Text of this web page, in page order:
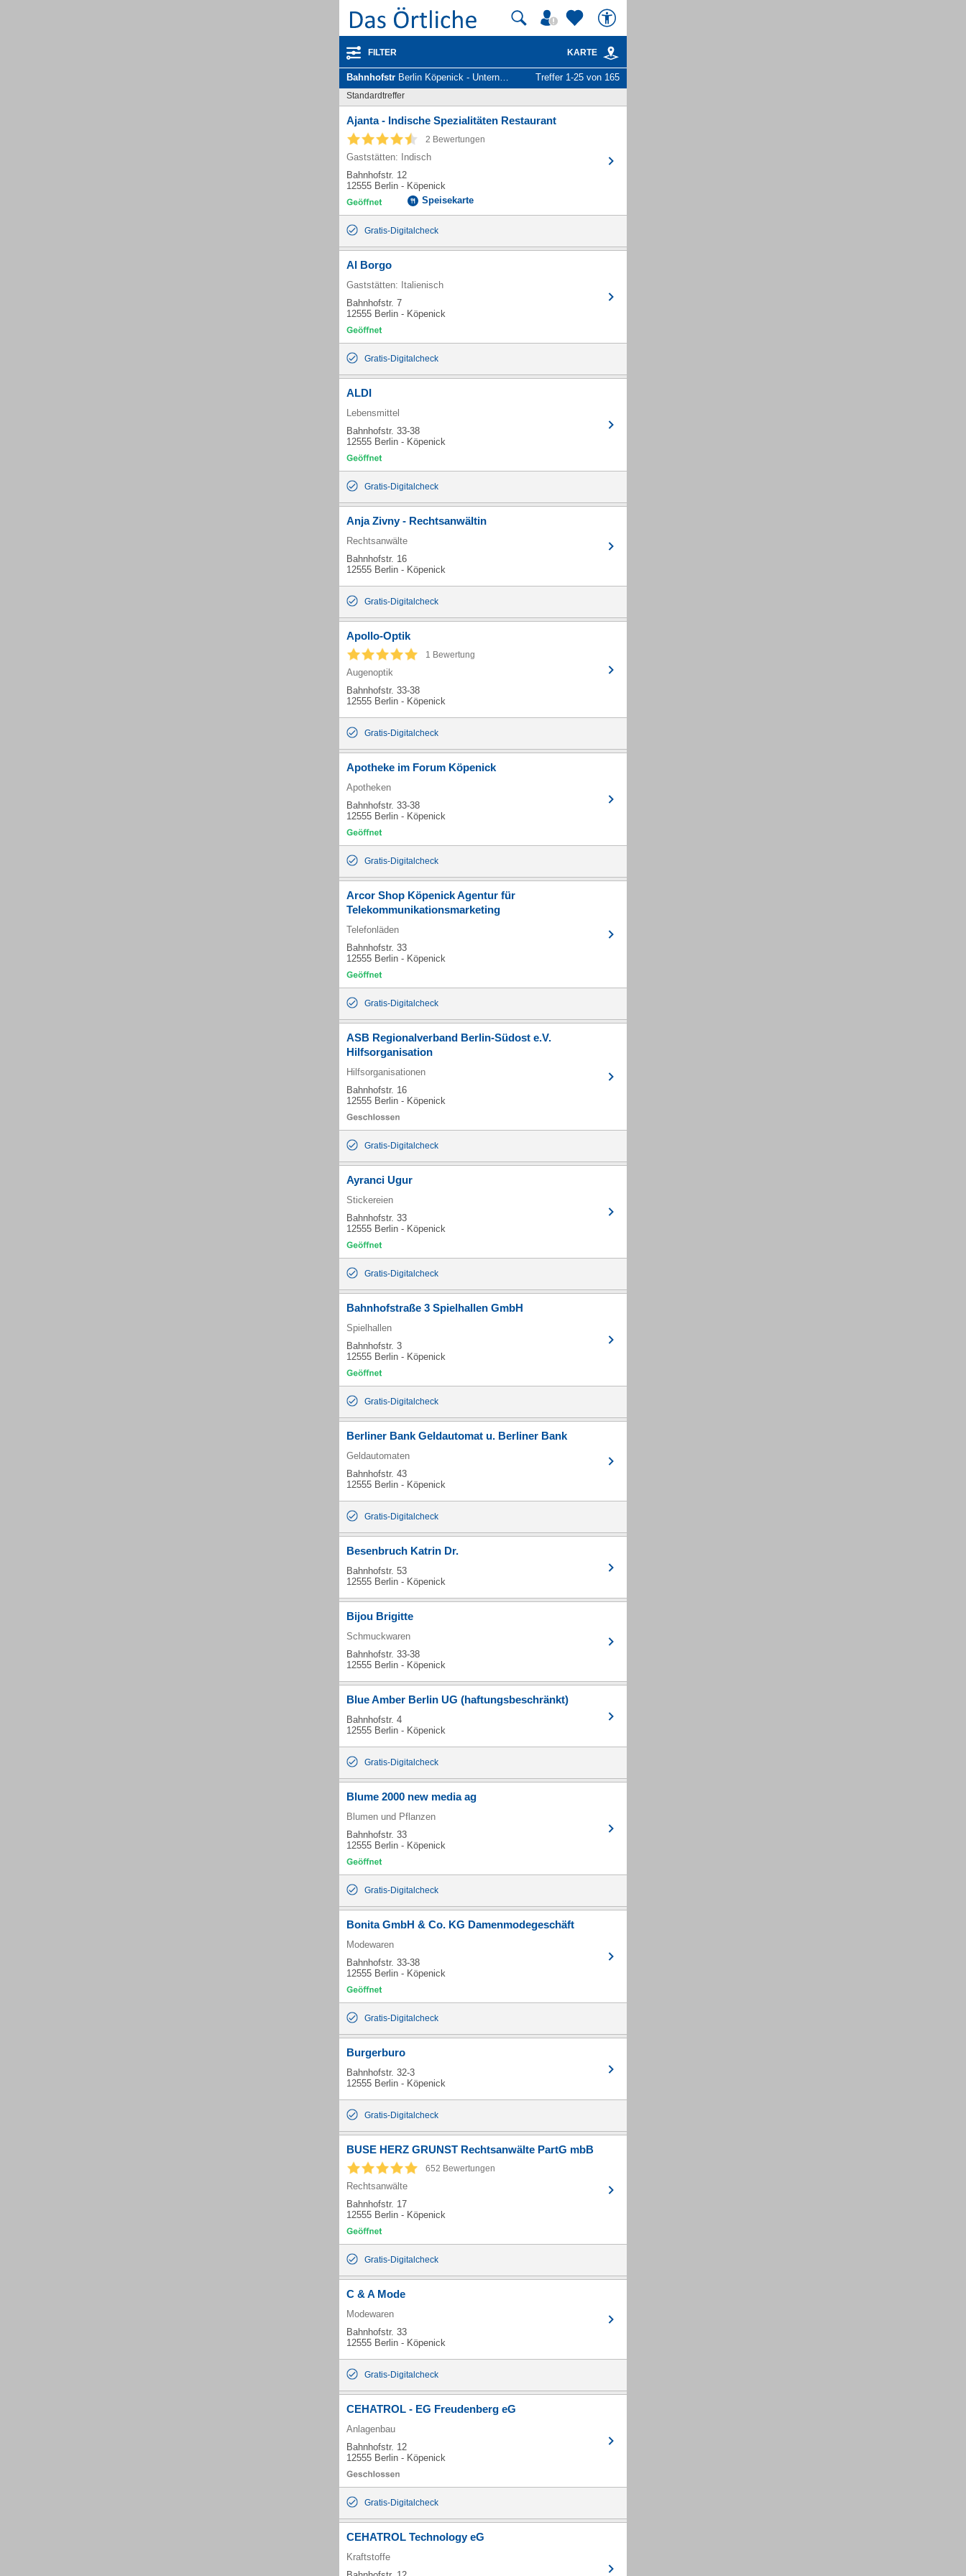
FILTER KARTE
Bahnhofstr Berlin Köpenick - Unternehmen und Personen Treffer 1-25 von 165
Standardtreffer
Ajanta - Indische Spezialitäten Restaurant
2 Bewertungen
Gaststätten: Indisch
Bahnhofstr. 12
12555 Berlin - Köpenick
Speisekarte
Gratis-Digitalcheck
Al Borgo
Gaststätten: Italienisch
Bahnhofstr. 7
12555 Berlin - Köpenick
Gratis-Digitalcheck
ALDI
Lebensmittel
Bahnhofstr. 33-38
12555 Berlin - Köpenick
Gratis-Digitalcheck
Anja Zivny - Rechtsanwältin
Rechtsanwälte
Bahnhofstr. 16
12555 Berlin - Köpenick
Gratis-Digitalcheck
Apollo-Optik
1 Bewertung
Augenoptik
Bahnhofstr. 33-38
12555 Berlin - Köpenick
Gratis-Digitalcheck
Apotheke im Forum Köpenick
Apotheken
Bahnhofstr. 33-38
12555 Berlin - Köpenick
Gratis-Digitalcheck
Arcor Shop Köpenick Agentur für
Telekommunikationsmarketing
Telefonläden
Bahnhofstr. 33
12555 Berlin - Köpenick
Gratis-Digitalcheck
ASB Regionalverband Berlin-Südost e.V.
Hilfsorganisation
Hilfsorganisationen
Bahnhofstr. 16
12555 Berlin - Köpenick
Gratis-Digitalcheck
Ayranci Ugur
Stickereien
Bahnhofstr. 33
12555 Berlin - Köpenick
Gratis-Digitalcheck
Bahnhofstraße 3 Spielhallen GmbH
Spielhallen
Bahnhofstr. 3
12555 Berlin - Köpenick
Gratis-Digitalcheck
Berliner Bank Geldautomat u. Berliner Bank
Geldautomaten
Bahnhofstr. 43
12555 Berlin - Köpenick
Gratis-Digitalcheck
Besenbruch Katrin Dr.
Bahnhofstr. 53
12555 Berlin - Köpenick
Bijou Brigitte
Schmuckwaren
Bahnhofstr. 33-38
12555 Berlin - Köpenick
Blue Amber Berlin UG (haftungsbeschränkt)
Bahnhofstr. 4
12555 Berlin - Köpenick
Gratis-Digitalcheck
Blume 2000 new media ag
Blumen und Pflanzen
Bahnhofstr. 33
12555 Berlin - Köpenick
Gratis-Digitalcheck
Bonita GmbH & Co. KG Damenmodegeschäft
Modewaren
Bahnhofstr. 33-38
12555 Berlin - Köpenick
Gratis-Digitalcheck
Burgerburo
Bahnhofstr. 32-3
12555 Berlin - Köpenick
Gratis-Digitalcheck
BUSE HERZ GRUNST Rechtsanwälte PartG mbB
652 Bewertungen
Rechtsanwälte
Bahnhofstr. 17
12555 Berlin - Köpenick
Gratis-Digitalcheck
C & A Mode
Modewaren
Bahnhofstr. 33
12555 Berlin - Köpenick
Gratis-Digitalcheck
CEHATROL - EG Freudenberg eG
Anlagenbau
Bahnhofstr. 12
12555 Berlin - Köpenick
Gratis-Digitalcheck
CEHATROL Technology eG
Kraftstoffe